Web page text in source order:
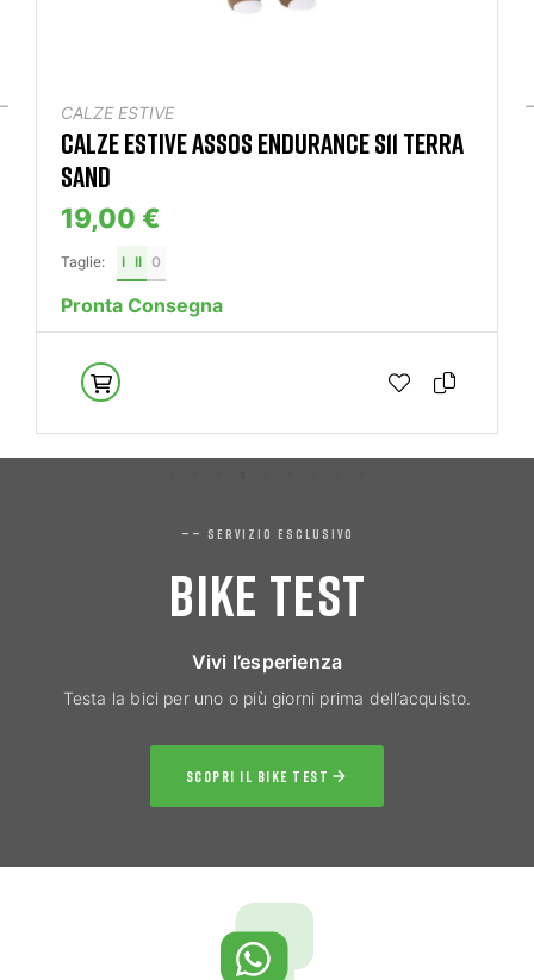
CALZE ESTIVE
CALZE ESTIVE ASSOS ENDURANCE S11 TERRA
SAND
19,00 €
Taglie: I II 0
Pronta Consegna
—— SERVIZIO ESCLUSIVO
BIKE TEST
Vivi l’esperienza
Testa la bici per uno o più giorni prima dell’acquisto.
SCOPRI IL BIKE TEST